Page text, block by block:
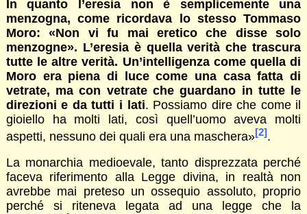
In quanto l’eresia non è semplicemente una
menzogna, come ricordava lo stesso Tommaso
Moro: «Non vi fu mai eretico che disse solo
menzogne». L’eresia è quella verità che trascura
tutte le altre verità. Un’intelligenza come quella di
Moro era piena di luce come una casa fatta di
vetrate, ma con vetrate che guardano in tutte le
direzioni e da tutti i lati. Possiamo dire che come il
gioiello ha molti lati, così quell’uomo aveva molti
aspetti, nessuno dei quali era una maschera»[2].
La monarchia medioevale, tanto disprezzata perché
faceva riferimento alla Legge divina, in realtà non
avrebbe mai preteso un ossequio assoluto, proprio
perché si riteneva legata ad una legge che la